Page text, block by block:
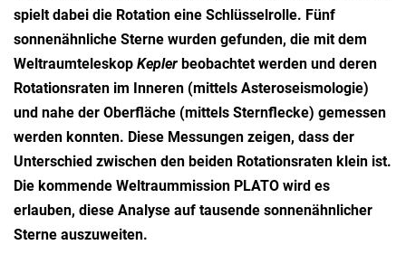
spielt dabei die Rotation eine Schlüsselrolle. Fünf
sonnenähnliche Sterne wurden gefunden, die mit dem
Weltraumteleskop Kepler beobachtet werden und deren
Rotationsraten im Inneren (mittels Asteroseismologie)
und nahe der Oberfläche (mittels Sternflecke) gemessen
werden konnten. Diese Messungen zeigen, dass der
Unterschied zwischen den beiden Rotationsraten klein ist.
Die kommende Weltraummission PLATO wird es
erlauben, diese Analyse auf tausende sonnenähnlicher
Sterne auszuweiten.